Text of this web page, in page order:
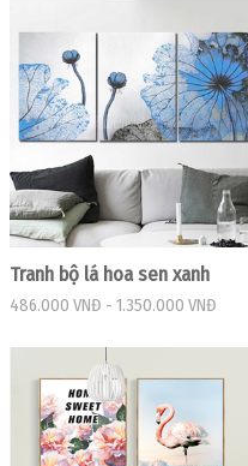
Tranh bộ lá hoa sen xanh
486.000 VNĐ - 1.350.000 VNĐ